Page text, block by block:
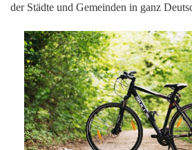
der Städte und Gemeinden in ganz